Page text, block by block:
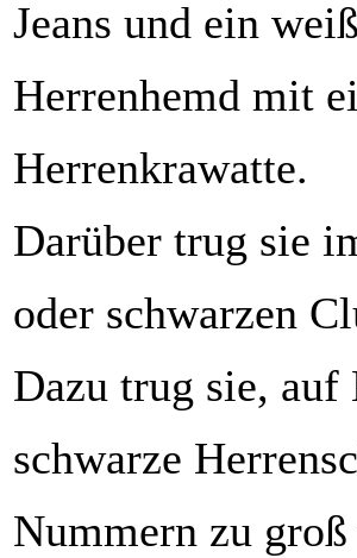
Jeans und ein
Herrenhemd mit
Herrenkrawatte.
Darüber trug sie
oder schwarzen
Dazu trug sie,
schwarze
Nummern zu groß